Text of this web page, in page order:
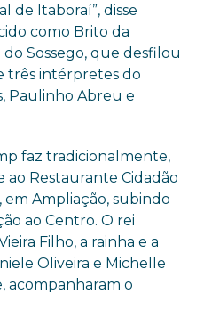
de Itaboraí”, disse
como Brito da
Sossego, que desfilou
três intérpretes do
Paulinho Abreu e
faz tradicionalmente,
Restaurante Cidadão
em Ampliação, subindo
ao Centro. O rei
Filho, a rainha e a
Oliveira e Michelle
acompanharam o